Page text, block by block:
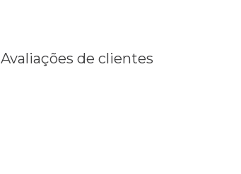
Avaliações de clientes